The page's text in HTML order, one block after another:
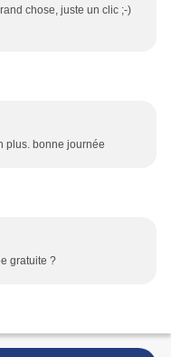
chose, juste un clic ;-)
plus. bonne journée
gratuite ?